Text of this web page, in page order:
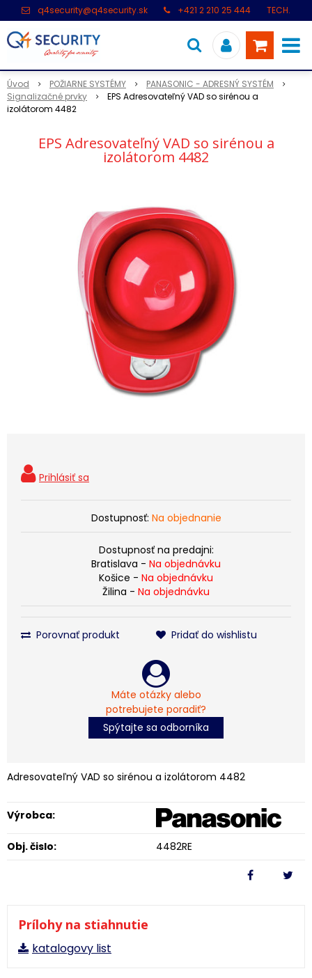
q4security@q4security.sk +421 2 210 25 444
TECH.
Úvod POŽIARNE SYSTÉMY
PANASONIC - ADRESNÝ SYSTÉM
Signalizačné prvky
EPS Adresovateľný VAD so sirénou a
izolátorom 4482
EPS Adresovateľný VAD so sirénou a
izolátorom 4482
Dostupnosť: Na objednanie
Dostupnosť na predajni:
Bratislava - Na objednávku
Košice - Na objednávku
Žilina - Na objednávku
Porovnať produkt Pridať do wishlistu
Máte otázky alebo
potrebujete poradiť?
Spýtajte sa odborníka
Adresovateľný VAD so sirénou a izolátorom 4482
Výrobca:
Obj. čislo: 4482RE
Prílohy na stiahnutie
katalogovy list